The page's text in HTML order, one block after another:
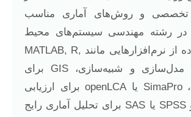
تخصصی و روش‌های آماری مناسب
در رشته مهندسی سیستم‌های محیط
زیست، استفاده از نرم‌افزارهایی مانند MATLAB, R,
Python برای مدل‌سازی و شبیه‌سازی، GIS برای
تحلیل فضایی، SimaPro یا openLCA برای ارزیابی
چرخه حیات و SPSS یا SAS برای تحلیل آماری رایج